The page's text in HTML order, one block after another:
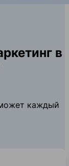
в
каждый